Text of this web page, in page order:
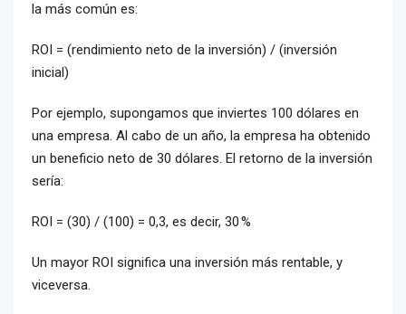
la más común es:
ROI = (rendimiento neto de la inversión) / (inversión
inicial)
Por ejemplo, supongamos que inviertes 100 dólares en
una empresa. Al cabo de un año, la empresa ha obtenido
un beneficio neto de 30 dólares. El retorno de la inversión
sería:
ROI = (30) / (100) = 0,3, es decir, 30 %
Un mayor ROI significa una inversión más rentable, y
viceversa.